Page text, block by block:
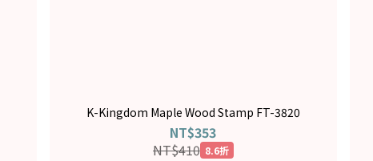
K-Kingdom Maple Wood Stamp FT-3820
NT$353
NT$410 8.6折